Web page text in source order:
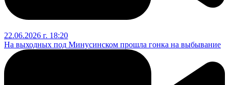
22.06.2026 г. 18:20
На выходных под Минусинском прошла гонка на выбывание